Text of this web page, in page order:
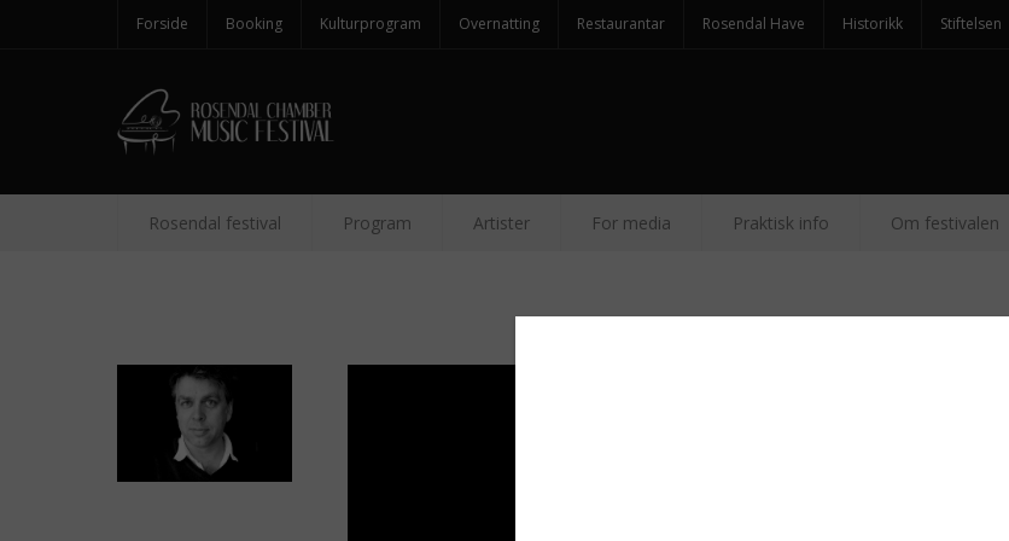
Forside Booking Kulturprogram Overnatting Restaurantar Rosendal Have Historikk Stiftelsen
Rosendal festival Program Artister For media Praktisk info Om festivalen